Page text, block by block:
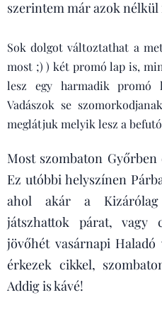
szerintem már azok nélkül
Sok dolgot változtathat a
most ;) ) két promó lap is,
lesz egy harmadik promó
Vadászok se
meglátjuk melyik lesz a
Most szombaton
Ez utóbbi helyszínen
ahol akár a
játszhattok párat, vagy
jövőhét vasárnapi
érkezek cikkel,
Addig is kávé!